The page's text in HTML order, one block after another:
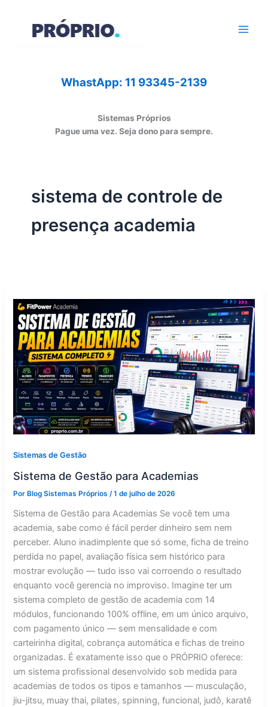
WhastApp: 11 93345-2139
Sistemas Próprios
Pague uma vez. Seja dono para sempre.
sistema de controle de
presença academia
Sistemas de Gestão
Sistema de Gestão para Academias
PorBlog Sistemas Próprios/1 de julho de 2026
Sistema de Gestão para Academias Se você tem uma
academia, sabe como é fácil perder dinheiro sem nem
perceber. Aluno inadimplente que só some, ficha de treino
perdida no papel, avaliação física sem histórico para
mostrar evolução — tudo isso vai corroendo o resultado
enquanto você gerencia no improviso. Imagine ter um
sistema completo de gestão de academia com 14
módulos, funcionando 100% offline, em um único arquivo,
com pagamento único — sem mensalidade e com
carteirinha digital, cobrança automática e fichas de treino
organizadas. É exatamente isso que o PRÓPRIO oferece:
um sistema profissional desenvolvido sob medida para
academias de todos os tipos e tamanhos — musculação,
jiu-jitsu, muay thai, pilates, spinning, funcional, judô, karatê